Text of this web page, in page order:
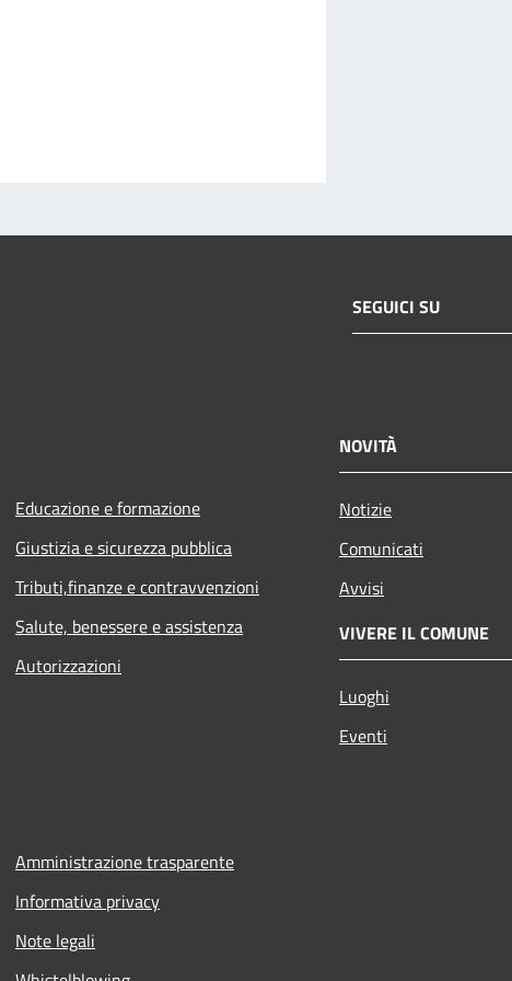
SEGUICI SU
Educazione e formazione
Giustizia e sicurezza pubblica
Tributi,finanze e contravvenzioni
Salute, benessere e assistenza
Autorizzazioni
NOVITÀ
Notizie
Comunicati
Avvisi
VIVERE IL COMUNE
Luoghi
Eventi
Amministrazione trasparente
Informativa privacy
Note legali